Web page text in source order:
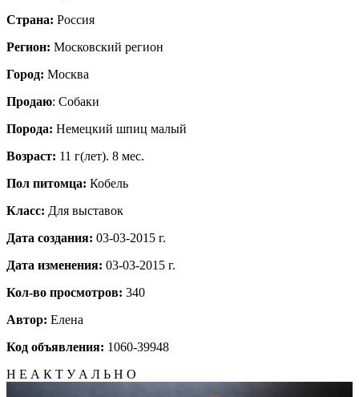
Страна: Россия
Регион: Московский регион
Город: Москва
Продаю: Собаки
Порода: Немецкий шпиц малый
Возраст: 11 г(лет). 8 мес.
Пол питомца: Кобель
Класс: Для выставок
Дата создания: 03-03-2015 г.
Дата изменения: 03-03-2015 г.
Кол-во просмотров: 340
Автор: Елена
Код объявления: 1060-39948
Н Е А К Т У А Л Ь Н О